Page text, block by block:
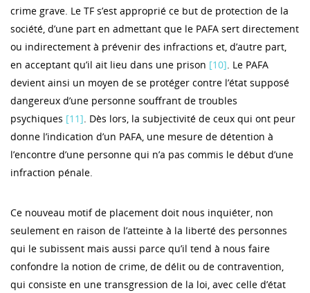
crime grave. Le TF s’est approprié ce but de protection de la
société, d’une part en admettant que le PAFA sert directement
ou indirectement à prévenir des infractions et, d’autre part,
en acceptant qu’il ait lieu dans une prison [10]. Le PAFA
devient ainsi un moyen de se protéger contre l’état supposé
dangereux d’une personne souffrant de troubles
psychiques [11]. Dès lors, la subjectivité de ceux qui ont peur
donne l’indication d’un PAFA, une mesure de détention à
l’encontre d’une personne qui n’a pas commis le début d’une
infraction pénale.
Ce nouveau motif de placement doit nous inquiéter, non
seulement en raison de l’atteinte à la liberté des personnes
qui le subissent mais aussi parce qu’il tend à nous faire
confondre la notion de crime, de délit ou de contravention,
qui consiste en une transgression de la loi, avec celle d’état